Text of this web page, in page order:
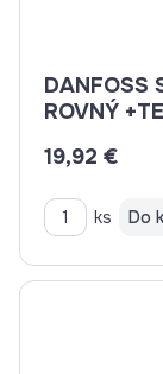
DANFOSS
ROVNÝ
19,92 €
ks Do